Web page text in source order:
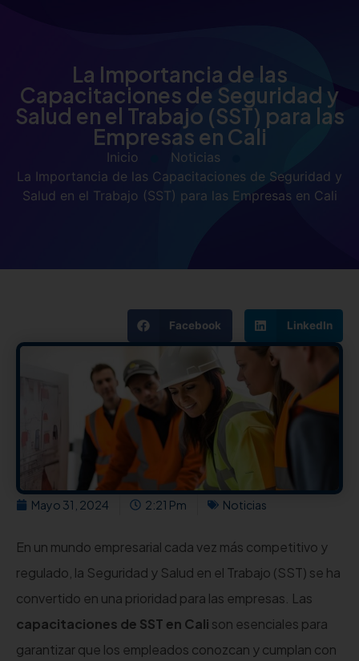
La Importancia de las
Capacitaciones de Seguridad y
Salud en el Trabajo (SST) para las
Empresas en Cali
Inicio
Noticias
La Importancia de las Capacitaciones de Seguridad y
Salud en el Trabajo (SST) para las Empresas en Cali
Facebook LinkedIn
Mayo 31, 2024 2:21 Pm Noticias
En un mundo empresarial cada vez más competitivo y
regulado, la Seguridad y Salud en el Trabajo (SST) se ha
convertido en una prioridad para las empresas. Las
capacitaciones de SST en Cali son esenciales para
garantizar que los empleados conozcan y cumplan con